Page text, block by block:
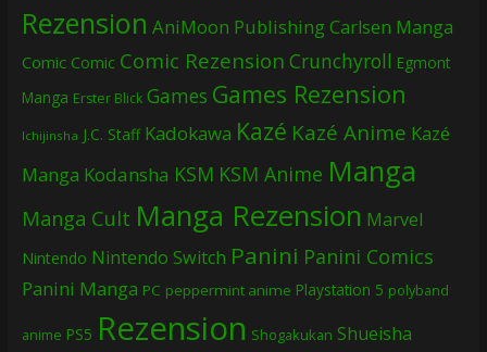
Rezension AniMoon PublishingCarlsen Manga
Comic Comic Comic Rezension Crunchyroll Egmont
Manga Erster Blick Games Games Rezension
Ichijinsha J.C. Staff Kadokawa Kazé Kazé Anime Kazé
Manga Kodansha KSM KSM Anime Manga
Manga Cult Manga Rezension Marvel
Nintendo Nintendo Switch Panini Panini Comics
Panini Manga PC peppermint anime Playstation 5 polyband
anime PS5 Rezension Shogakukan Shueisha